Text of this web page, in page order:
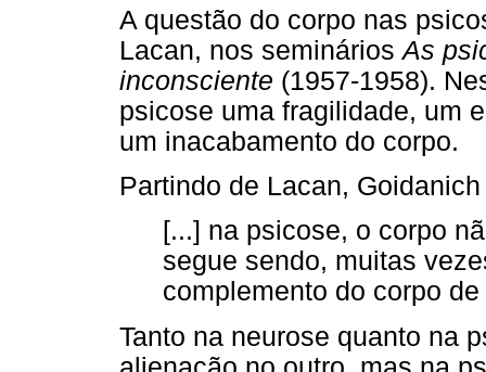
A questão do corpo nas
Lacan, nos semináriosAs
inconsciente (1957-1958).
psicose uma fragilidade, um
um inacabamento do corpo.
Partindo de Lacan,
[...] na psicose, o corpo
segue sendo, muitas
complemento do corpo
Tanto na neurose quanto na